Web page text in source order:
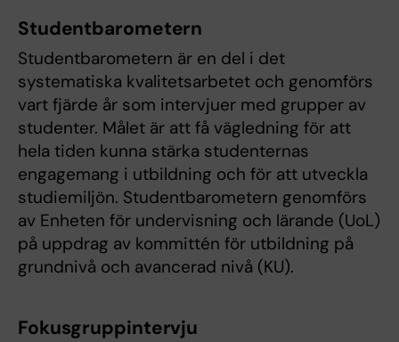
Studentbarometern
Studentbarometern är en del i det
systematiska kvalitetsarbetet och genomförs
vart fjärde år som intervjuer med grupper av
studenter. Målet är att få vägledning för att
hela tiden kunna stärka studenternas
engagemang i utbildning och för att utveckla
studiemiljön. Studentbarometern genomförs
av Enheten för undervisning och lärande (UoL)
på uppdrag av kommittén för utbildning på
grundnivå och avancerad nivå (KU).
Fokusgruppintervju